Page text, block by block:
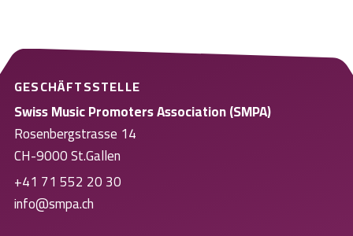
GESCHÄFTSSTELLE
Swiss Music Promoters Association (SMPA)
Rosenbergstrasse 14
CH-9000 St.Gallen
+41 71 552 20 30
info@smpa.ch